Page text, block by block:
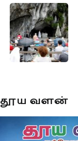
தூய வளன்